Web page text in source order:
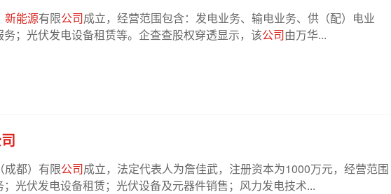
新能源有限公司成立，经营范围包含：发电业务、输电业务、供（配）电业
；光伏发电设备租赁等。企查查股权穿透显示，该公司由万华...
（成都）有限公司成立，法定代表人为詹佳武，注册资本为1000万元，经营范围
光伏发电设备租赁；光伏设备及元器件销售；风力发电技术...